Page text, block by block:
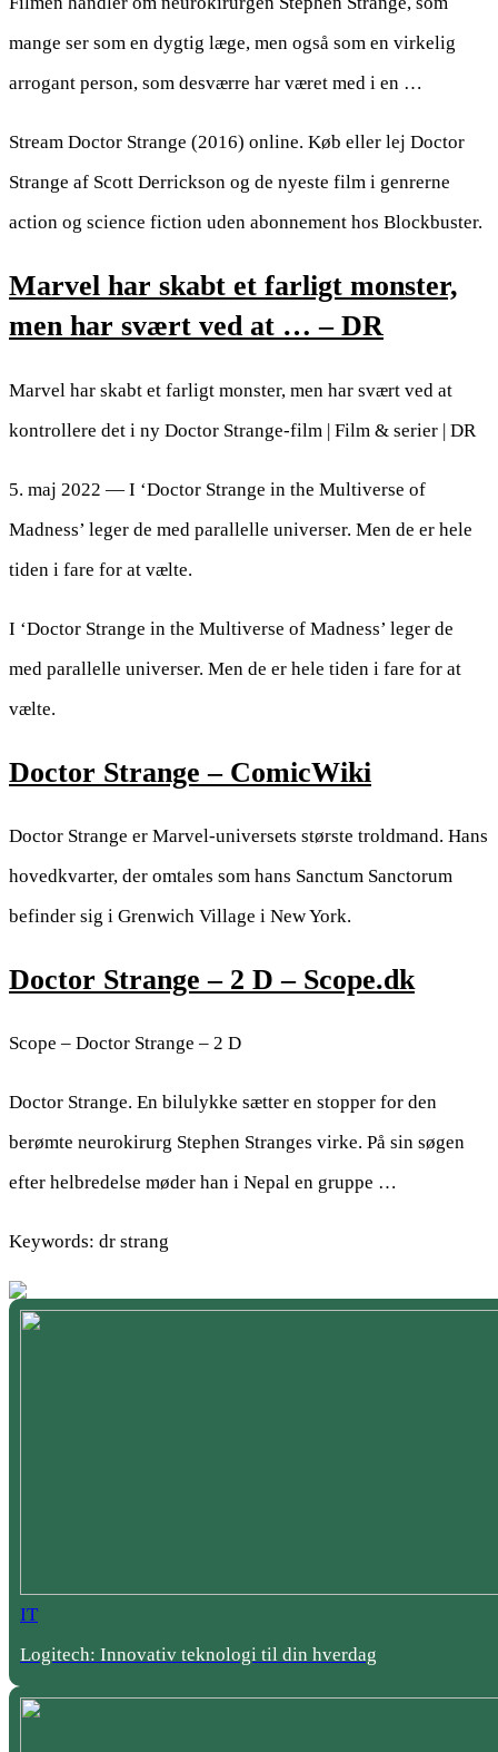
mange ser som en dygtig læge, men også som en virkelig
arrogant person, som desværre har været med i en …
Stream Doctor Strange (2016) online. Køb eller lej Doctor
Strange af Scott Derrickson og de nyeste film i genrerne
action og science fiction uden abonnement hos Blockbuster.
Marvel har skabt et farligt monster,
men har svært ved at … – DR
Marvel har skabt et farligt monster, men har svært ved at
kontrollere det i ny Doctor Strange-film | Film & serier | DR
5. maj 2022 — I ‘Doctor Strange in the Multiverse of
Madness’ leger de med parallelle universer. Men de er hele
tiden i fare for at vælte.
I ‘Doctor Strange in the Multiverse of Madness’ leger de
med parallelle universer. Men de er hele tiden i fare for at
vælte.
Doctor Strange – ComicWiki
Doctor Strange er Marvel-universets største troldmand. Hans
hovedkvarter, der omtales som hans Sanctum Sanctorum
befinder sig i Grenwich Village i New York.
Doctor Strange – 2 D – Scope.dk
Scope – Doctor Strange – 2 D
Doctor Strange. En bilulykke sætter en stopper for den
berømte neurokirurg Stephen Stranges virke. På sin søgen
efter helbredelse møder han i Nepal en gruppe …
Keywords: dr strang
IT
Logitech: Innovativ teknologi til din hverdag